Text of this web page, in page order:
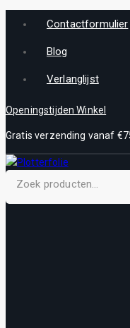
Contactformulier
Blog
Verlanglijst
Openingstijden Winkel
Gratis verzending vanaf